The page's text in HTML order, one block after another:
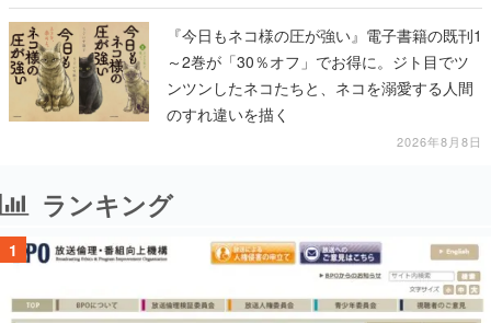
『今日もネコ様の圧が強い』電子書籍の既刊1
～2巻が「30％オフ」でお得に。ジト目でツ
ンツンしたネコたちと、ネコを溺愛する人間
のすれ違いを描く
2026年8月8日
ランキング
1